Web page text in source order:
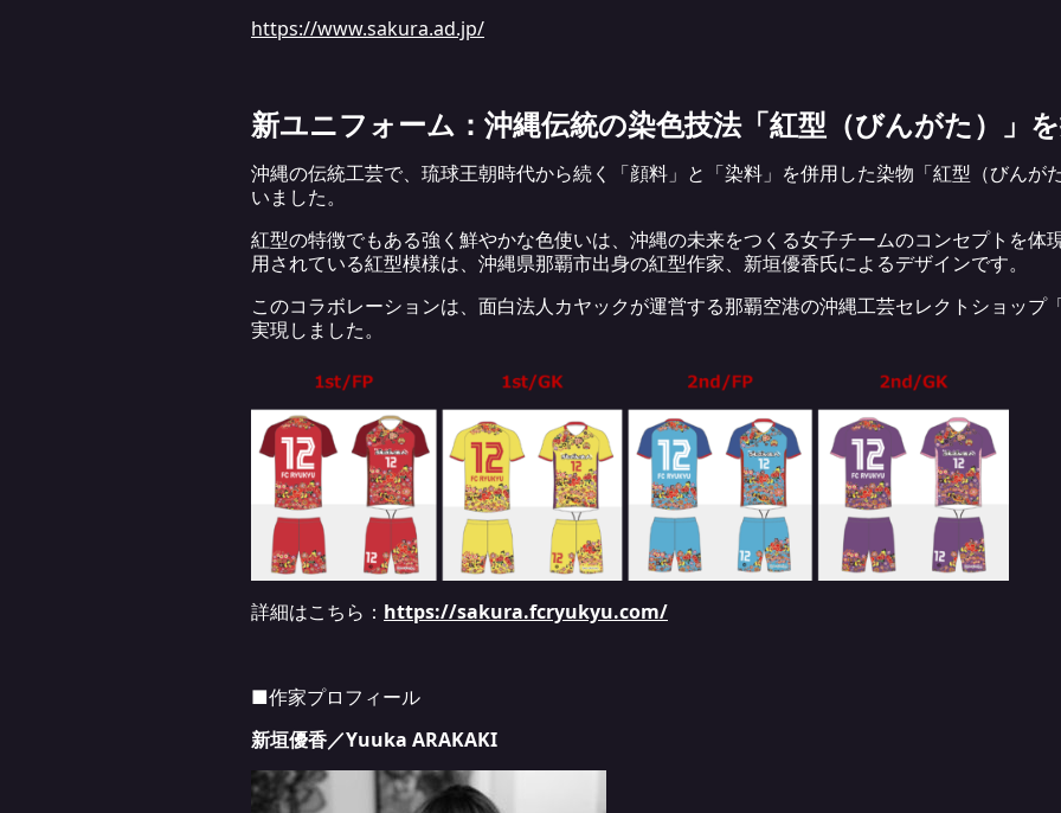
https://www.sakura.ad.jp/
新ユニフォーム：沖縄伝統の染色技法「紅型（びんがた）」
沖縄の伝統工芸で、琉球王朝時代から続く「顔料」と「染料」を併用した染物「紅型（びんが
いました。
紅型の特徴でもある強く鮮やかな色使いは、沖縄の未来をつくる女子チームのコンセプトを体
用されている紅型模様は、沖縄県那覇市出身の紅型作家、新垣優香氏によるデザインです。
このコラボレーションは、面白法人カヤックが運営する那覇空港の沖縄工芸セレクトショッ
実現しました。
詳細はこちら： https://sakura.fcryukyu.com/
■作家プロフィール
新垣優香／Yuuka ARAKAKI